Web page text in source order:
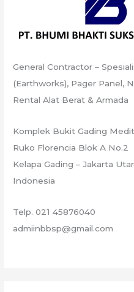
General Contractor –
(Earthworks), Pager Panel,
Rental Alat Berat & Armada
Komplek Bukit Gading
Ruko Florencia Blok A No.2
Kelapa Gading – Jakarta
Indonesia
Telp. 021 45876040
admiinbbsp@gmail.com